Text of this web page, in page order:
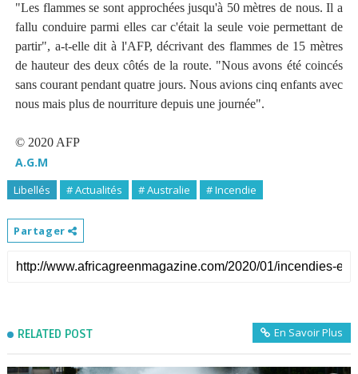
"Les flammes se sont approchées jusqu'à 50 mètres de nous. Il a
fallu conduire parmi elles car c'était la seule voie permettant de
partir", a-t-elle dit à l'AFP, décrivant des flammes de 15 mètres
de hauteur des deux côtés de la route. "Nous avons été coincés
sans courant pendant quatre jours. Nous avions cinq enfants avec
nous mais plus de nourriture depuis une journée".
© 2020 AFP
A.G.M
Libellés # Actualités # Australie # Incendie
Partager
RELATED POST En Savoir Plus